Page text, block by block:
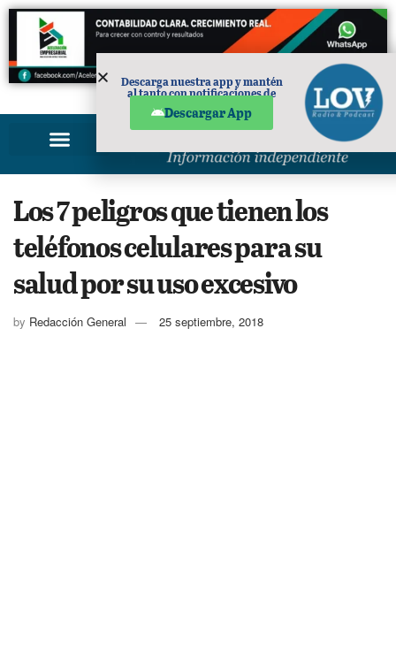
PUBLICIDAD
Los 7 peligros que tienen los
teléfonos celulares para su
salud por su uso excesivo
by Redacción General 25 septiembre, 2018
Descarga nuestra app y mantén
al tanto con notificaciones de
Descargar App